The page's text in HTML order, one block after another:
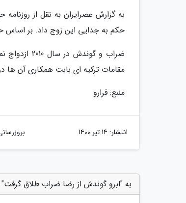
به گزارش عصرایران به نقل از
حکم به جدایی این زوج داد. بر اساس
ضراب و
مقامات ترکیه ای بابت همکاری آن ها
منبع: فرارو
انتشار: 14 تیر 1400
به "ابرو گوندش از رضا ضراب طلاق گرفت"